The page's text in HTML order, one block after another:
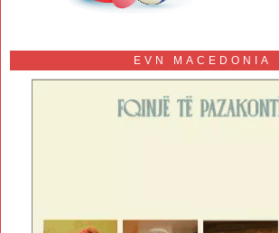
EVN MACEDONIA